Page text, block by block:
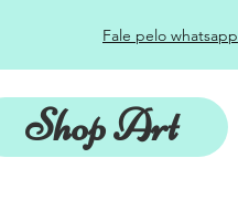
Fale pelo whatsapp
Shop Art